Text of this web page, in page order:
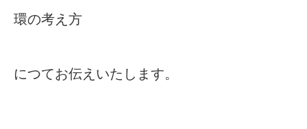
環の考え方
につてお伝えいたします。